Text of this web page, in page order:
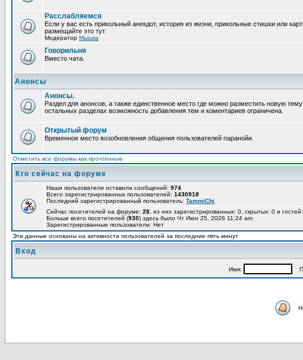
Расслабляемся
Если у вас есть прикольный анекдот, история из жизни, прикольные стишки или
размещайте это тут.
Модератор Мышка
Говорильня
Вместо чата.
Анонсы
Анонсы.
Раздел для анонсов, а также единственное место где можно разместить новую
остальных разделах возможность добавления тем и коментариев ограничена.
Открытый форум
Временное место возобновления общения пользователей паранойи.
Отметить все форумы как прочтённые
Кто сейчас на форуме
Наши пользователи оставили сообщений: 974
Всего зарегистрированных пользователей: 1430918
Последний зарегистрированный пользователь: TammiChi
Сейчас посетителей на форуме: 28 , из них зарегистрированных: 0, скрытых: 0 и
Больше всего посетителей (930) здесь было Чт Июн 25, 2026 11:24 am
Зарегистрированные пользователи: Нет
Эти данные основаны на активности пользователей за последние пять минут
Вход
Имя: